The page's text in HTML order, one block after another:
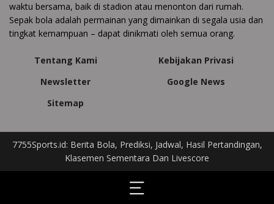
waktu bersama, baik di stadion atau menonton dari rumah.
Sepak bola adalah permainan yang dimainkan di segala usia dan
tingkat kemampuan – dapat dinikmati oleh semua orang.
Tentang Kami
Kebijakan Privasi
Newsletter
Google News
Sitemap
7755Sports.id: Berita Bola, Prediksi, Jadwal, Hasil Pertandingan,
Klasemen Sementara Dan Livescore